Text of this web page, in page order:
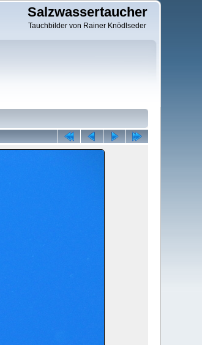
Salzwassertaucher
Tauchbilder von Rainer Knödlseder